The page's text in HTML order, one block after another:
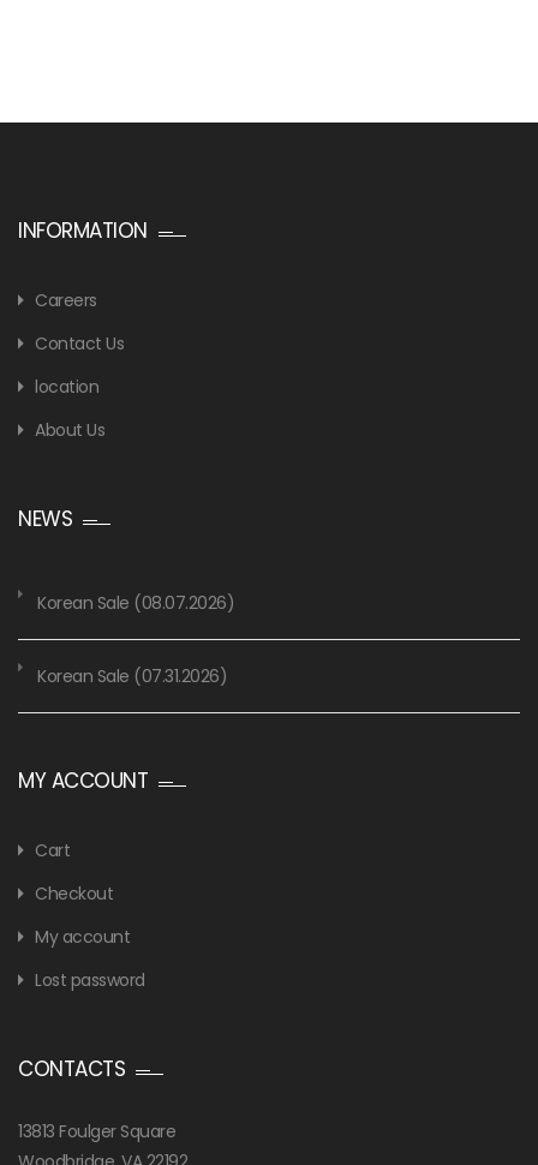
INFORMATION
Careers
Contact Us
location
About Us
NEWS
Korean Sale (08.07.2026)
Korean Sale (07.31.2026)
MY ACCOUNT
Cart
Checkout
My account
Lost password
CONTACTS
13813 Foulger Square